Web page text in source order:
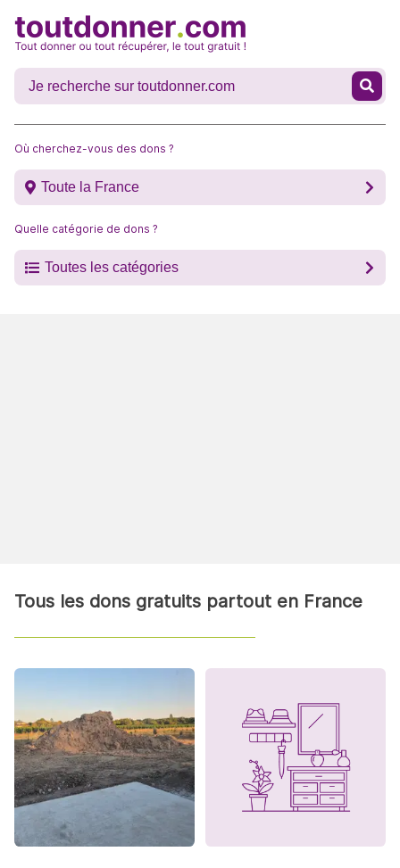
Où cherchez-vous des dons ?
Toute la France
Quelle catégorie de dons ?
Toutes les catégories
Tous les dons gratuits partout en France